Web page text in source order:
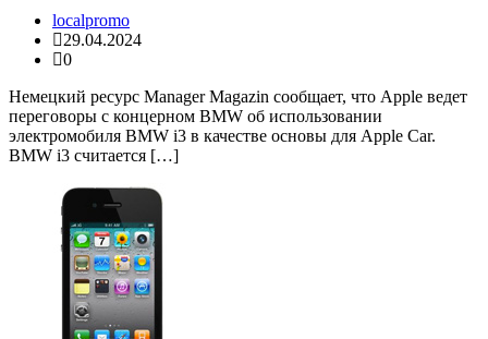
localpromo
29.04.2024
0
Немецкий ресурс Manager Magazin сообщает, что Apple ведет
переговоры с концерном BMW об использовании
электромобиля BMW i3 в качестве основы для Apple Car.
BMW i3 считается […]